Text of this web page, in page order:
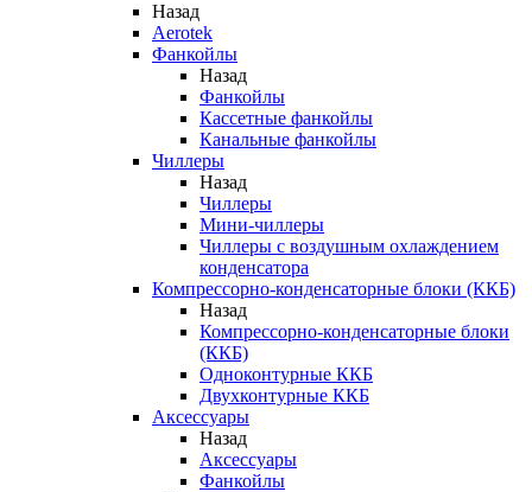
Назад
Aerotek
Фанкойлы
Назад
Фанкойлы
Кассетные фанкойлы
Канальные фанкойлы
Чиллеры
Назад
Чиллеры
Мини-чиллеры
Чиллеры с воздушным охлаждением
конденсатора
Компрессорно-конденсаторные блоки (ККБ)
Назад
Компрессорно-конденсаторные блоки
(ККБ)
Одноконтурные ККБ
Двухконтурные ККБ
Аксессуары
Назад
Аксессуары
Фанкойлы